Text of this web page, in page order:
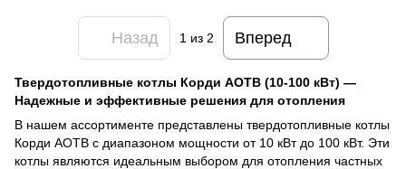
Назад 1 из 2 Вперед
Твердотопливные котлы Корди АОТВ (10-100 кВт) —
Надежные и эффективные решения для отопления
В нашем ассортименте представлены твердотопливные котлы
Корди АОТВ с диапазоном мощности от 10 кВт до 100 кВт. Эти
котлы являются идеальным выбором для отопления частных